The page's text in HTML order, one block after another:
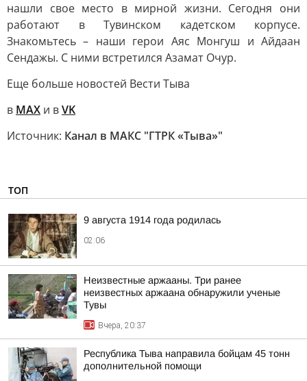
нашли свое место в мирной жизни. Сегодня они
работают в Тувинском кадетском корпусе.
Знакомьтесь – наши герои Аяс Монгуш и Айдаан
Сендажы. С ними встретился Азамат Очур.
Еще больше новостей Вести Тыва
в MAX и вVK
Источник: Канал в МАКС "ГТРК «Тыва»"
ТОП
9 августа 1914 года родилась
02:06
Неизвестные аржааны. Три ранее
неизвестных аржаана обнаружили ученые
Тувы
Вчера, 20:37
Республика Тыва направила бойцам 45 тонн
дополнительной помощи